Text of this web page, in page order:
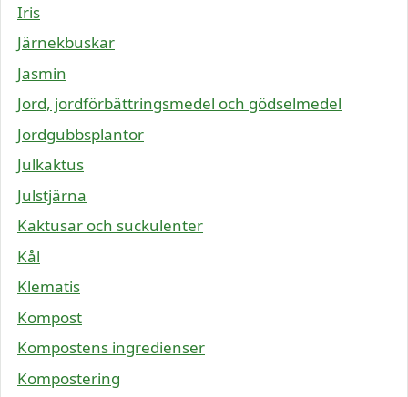
Iris
Järnekbuskar
Jasmin
Jord, jordförbättringsmedel och gödselmedel
Jordgubbsplantor
Julkaktus
Julstjärna
Kaktusar och suckulenter
Kål
Klematis
Kompost
Kompostens ingredienser
Kompostering